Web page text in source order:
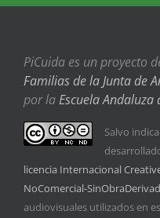
PiCuida es un proyecto
Familias de la Junta de
por laEscuela Andaluza
Salvo
licencia Internacional
NoComercial-
audiovisuales utilizados en